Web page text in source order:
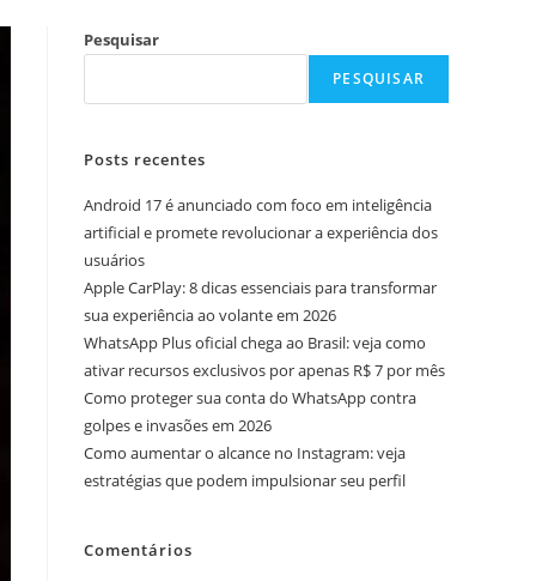
site
Pesquisar
PESQUISAR
Posts recentes
Android 17 é anunciado com foco em inteligência
artificial e promete revolucionar a experiência dos
usuários
Apple CarPlay: 8 dicas essenciais para transformar
sua experiência ao volante em 2026
WhatsApp Plus oficial chega ao Brasil: veja como
ativar recursos exclusivos por apenas R$ 7 por mês
Como proteger sua conta do WhatsApp contra
golpes e invasões em 2026
Como aumentar o alcance no Instagram: veja
estratégias que podem impulsionar seu perfil
Comentários